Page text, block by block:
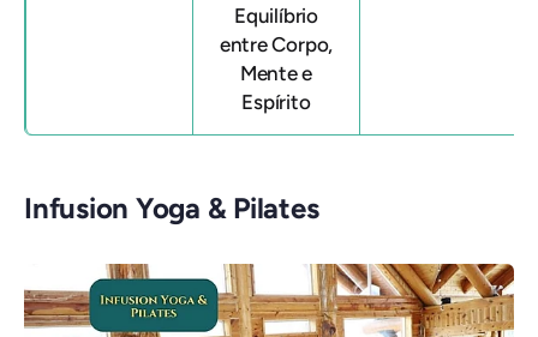
Equilíbrio
entre Corpo,
Mente e
Espírito
Infusion Yoga & Pilates